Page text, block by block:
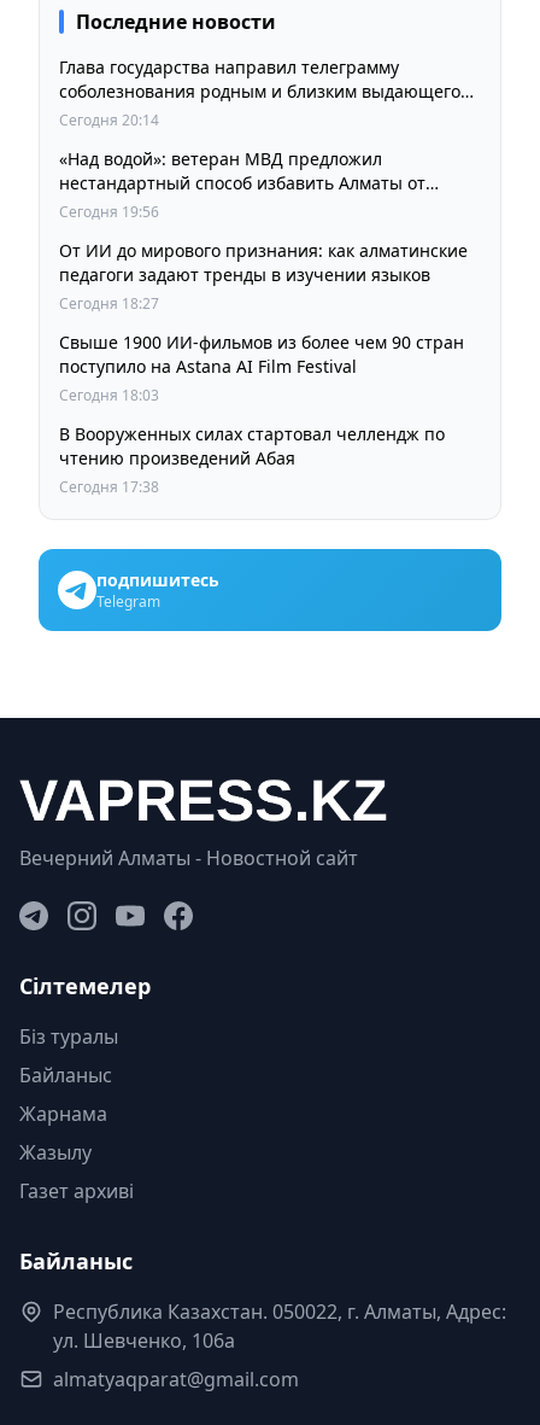
Последние новости
Глава государства направил телеграмму
соболезнования родным и близким выдающегося
кинорежиссера Ардака Амиркулова
Сегодня 20:14
«Над водой»: ветеран МВД предложил
нестандартный способ избавить Алматы от
пробок и смога
Сегодня 19:56
От ИИ до мирового признания: как алматинские
педагоги задают тренды в изучении языков
Сегодня 18:27
Свыше 1900 ИИ-фильмов из более чем 90 стран
поступило на Astana AI Film Festival
Сегодня 18:03
В Вооруженных силах стартовал челлендж по
чтению произведений Абая
Сегодня 17:38
подпишитесь
Telegram
Вечерний Алматы - Новостной сайт
Сілтемелер
Біз туралы
Байланыс
Жарнама
Жазылу
Газет архиві
Байланыс
Республика Казахстан. 050022, г. Алматы, Адрес:
ул. Шевченко, 106а
almatyaqparat@gmail.com